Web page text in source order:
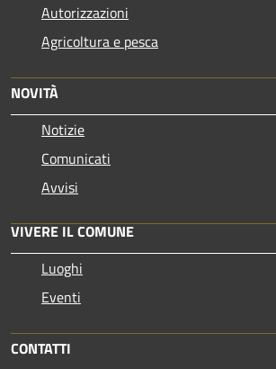
Autorizzazioni
Agricoltura e pesca
NOVITÀ
Notizie
Comunicati
Avvisi
VIVERE IL COMUNE
Luoghi
Eventi
CONTATTI